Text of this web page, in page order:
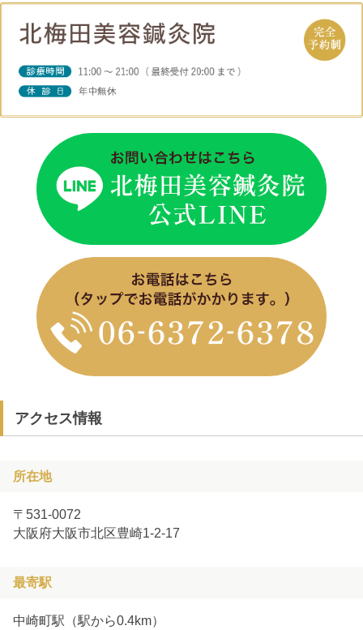
アクセス情報
所在地
〒531-0072
大阪府大阪市北区豊崎1-2-17
最寄駅
中崎町駅（駅から0.4km）